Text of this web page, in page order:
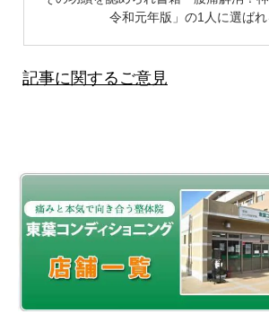
令和元年版」の1人に選ばれ
記事に関するご意見